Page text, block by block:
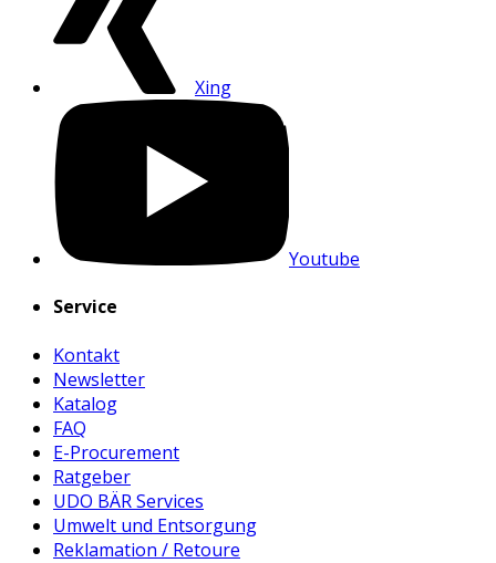
Xing
Youtube
Service
Kontakt
Newsletter
Katalog
FAQ
E-Procurement
Ratgeber
UDO BÄR Services
Umwelt und Entsorgung
Reklamation / Retoure